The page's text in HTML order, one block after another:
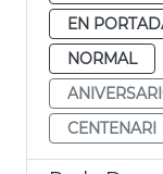
EN
NORMAL
CENTENARI